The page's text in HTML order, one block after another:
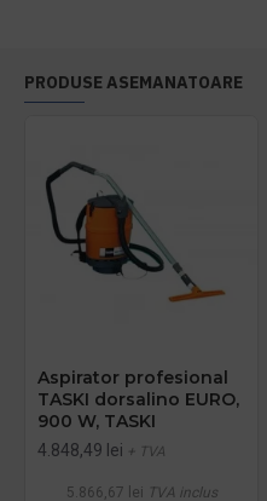
PRODUSE ASEMANATOARE
Aspirator profesional
TASKI dorsalino EURO,
900 W, TASKI
4.848,49 lei + TVA
5.866,67 lei TVA inclus